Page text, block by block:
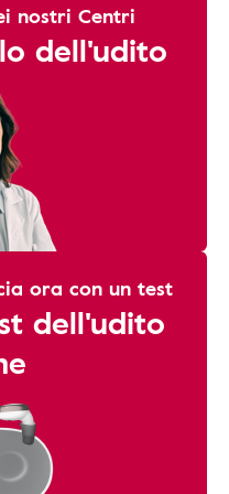
nostri Centri
dell'udito
ora con un test
dell'udito